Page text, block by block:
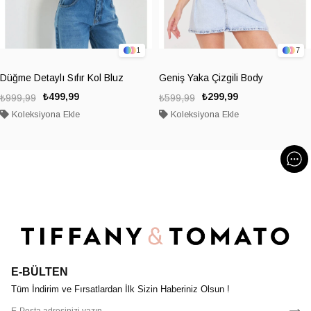
1
Düğme Detaylı Sıfır Kol Bluz
₺499,99
₺999,99
Koleksiyona Ekle
7
Geniş Yaka Çizgili Body
₺299,99
₺599,99
Koleksiyona Ekle
E-BÜLTEN
Tüm İndirim ve Fırsatlardan İlk Sizin Haberiniz Olsun !